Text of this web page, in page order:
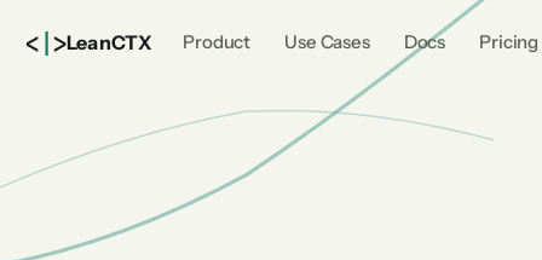
<|>LeanCTX Product Use Cases Docs Pricing